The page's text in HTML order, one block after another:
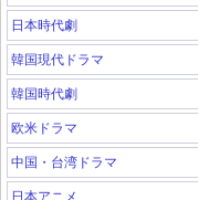
日本時代劇
韓国現代ドラマ
韓国時代劇
欧米ドラマ
中国・台湾ドラマ
日本アニメ